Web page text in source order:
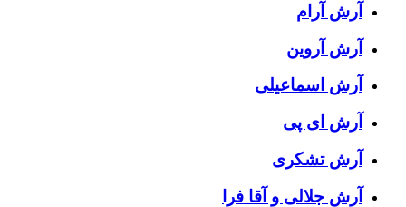
آرش آرام
آرش آروین
آرش اسماعیلی
آرش ای پی
آرش تشکری
آرش جلالی و آقا فرا